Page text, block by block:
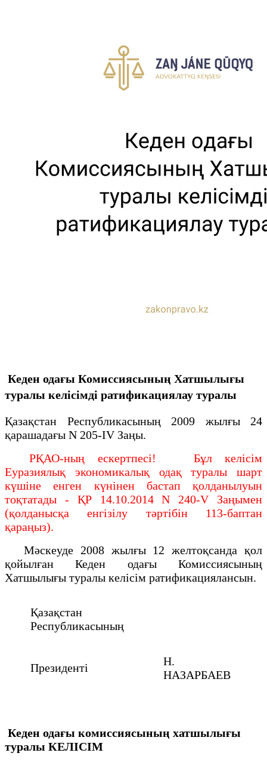
Кеден одағы Комиссиясының Хатшылығы
туралы келісімді ратификациялау туралы
Қазақстан Республикасының 2009 жылғы 24
қарашадағы N 205-IV Заңы.
РҚАО-ның ескертпесі! Бұл келісім
Еуразиялық экономикалық одақ туралы шарт
күшіне енген күнінен бастап қолданылуын
тоқтатады - ҚР 14.10.2014 N 240-V Заңымен
(қолданысқа енгізілу тәртібін 113-баптан
қараңыз).
Мәскеуде 2008 жылғы 12 желтоқсанда қол
қойылған Кеден одағы Комиссиясының
Хатшылығы туралы келісім ратификациялансын.
Қазақстан
Республикасының
Президенті
Н.
НАЗАРБАЕВ
Кеден одағы комиссиясының хатшылығы
туралы КЕЛІСІМ